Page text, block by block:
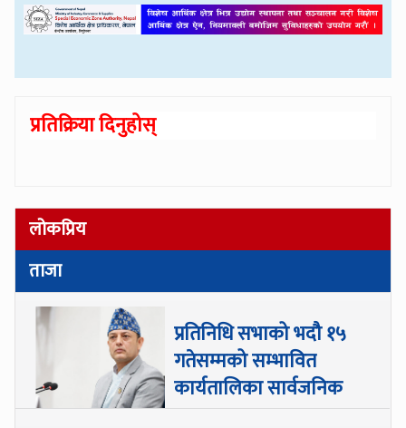
प्रतिक्रिया दिनुहोस्
लोकप्रिय
ताजा
प्रतिनिधि सभाको भदौ १५
गतेसम्मको सम्भावित
कार्यतालिका सार्वजनिक